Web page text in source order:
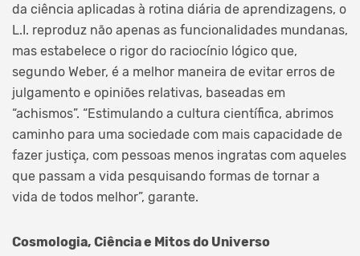
da ciência aplicadas à rotina diária de aprendizagens, o
L.I. reproduz não apenas as funcionalidades mundanas,
mas estabelece o rigor do raciocínio lógico que,
segundo Weber, é a melhor maneira de evitar erros de
julgamento e opiniões relativas, baseadas em
“achismos”. “Estimulando a cultura científica, abrimos
caminho para uma sociedade com mais capacidade de
fazer justiça, com pessoas menos ingratas com aqueles
que passam a vida pesquisando formas de tornar a
vida de todos melhor”, garante.
Cosmologia, Ciência e Mitos do Universo